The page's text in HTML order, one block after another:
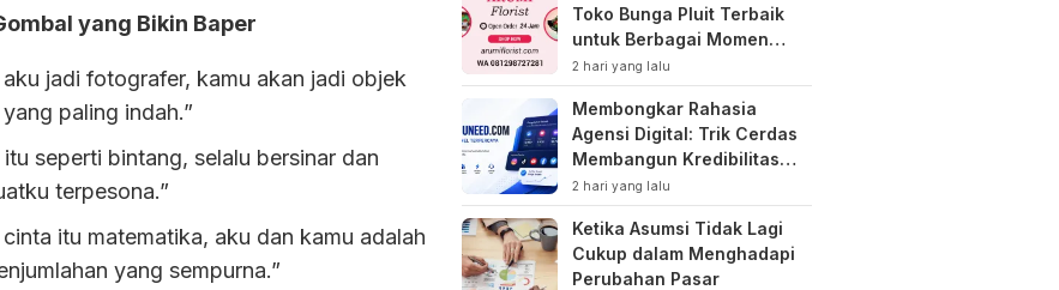
yang Bikin Baper
aku jadi fotografer, kamu akan jadi objek
paling indah.”
itu seperti bintang, selalu bersinar dan
terpesona.”
cinta itu matematika, aku dan kamu adalah
yang sempurna.”
Toko Bunga Pluit Terbaik
untuk Berbagai Momen
Spesial
2 hari yang lalu
Membongkar Rahasia
Agensi Digital: Trik Cerdas
Membangun Kredibilitas
Toko Online Baru
2 hari yang lalu
Ketika Asumsi Tidak Lagi
Cukup dalam Menghadapi
Perubahan Pasar